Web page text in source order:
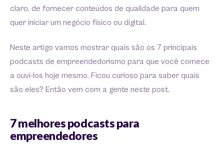
claro, de fornecer conteúdos de qualidade para quem
quer iniciar um negócio físico ou digital.
Neste artigo vamos mostrar quais são os 7 principais
podcasts de empreendedorismo para que você comece
a ouvi-los hoje mesmo. Ficou curioso para saber quais
são eles? Então vem com a gente neste post.
7 melhores podcasts para
empreendedores